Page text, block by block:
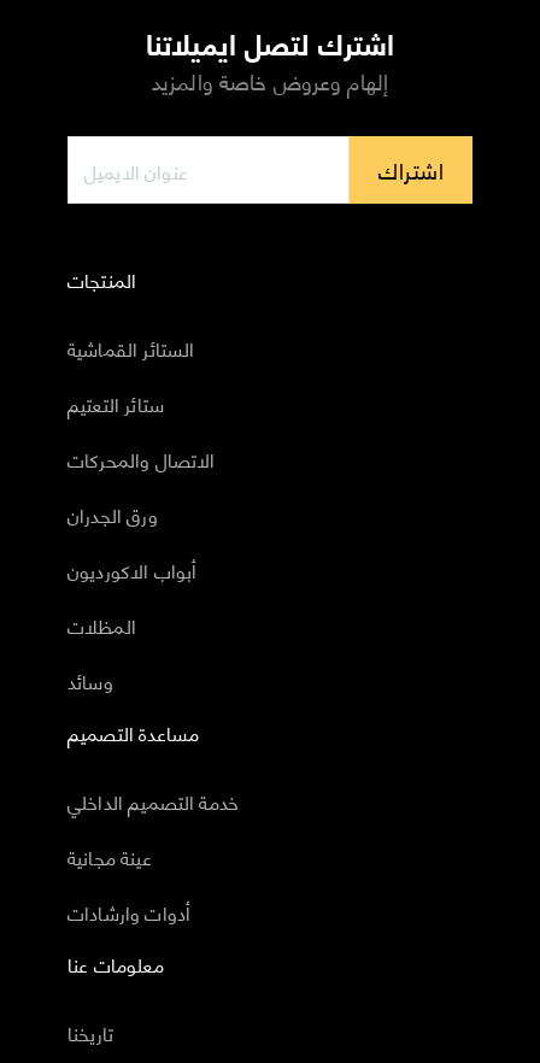
اشترك لتصل ايميلاتنا
إلهام وعروض خاصة والمزيد
اشتراك
المنتجات
الستائر القماشية
ستائر التعتيم
الاتصال والمحركات
ورق الجدران
أبواب الاكورديون
المظلات
وسائد
مساعدة التصميم
خدمة التصميم الداخلي
عينة مجانية
أدوات وارشادات
معلومات عنا
تاريخنا